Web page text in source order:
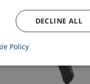
DECLINE ALL
Policy